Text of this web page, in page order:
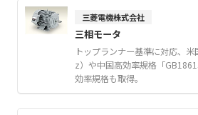
三菱電機株式会社
三相モータ
トップランナー基準に対応、米
z）や中国高効率規格「
効率規格も取得。